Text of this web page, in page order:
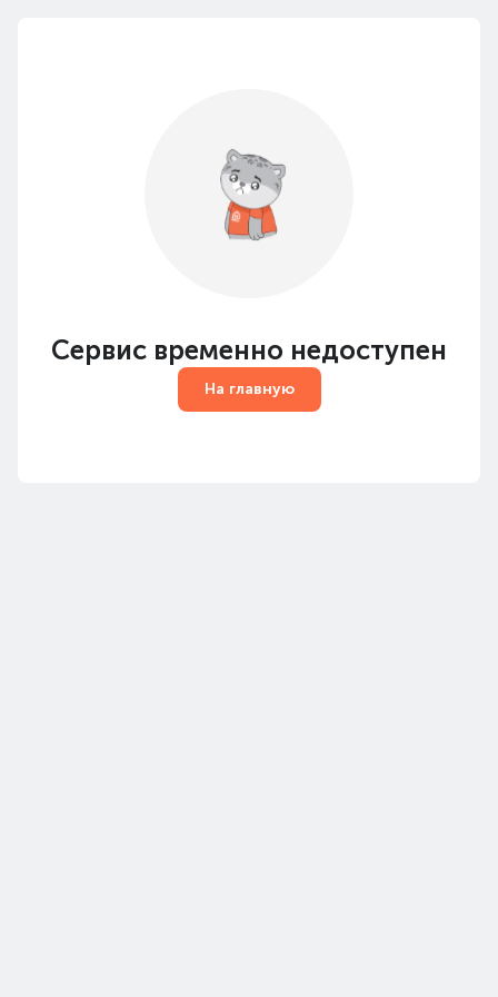
Сервис временно недоступен
На главную